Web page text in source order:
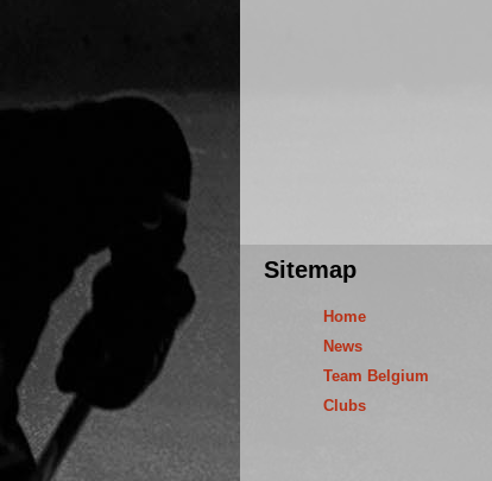
Sitemap
Home
News
Team Belgium
Clubs